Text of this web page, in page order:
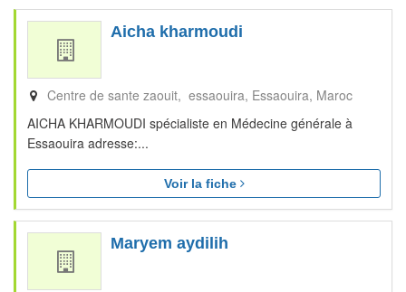
Aicha kharmoudi
Centre de sante zaouit, essaouira Essaouira Maroc
AICHA KHARMOUDI spécialiste en Médecine générale à
Essaouira adresse:...
Voir la fiche
Maryem aydilih